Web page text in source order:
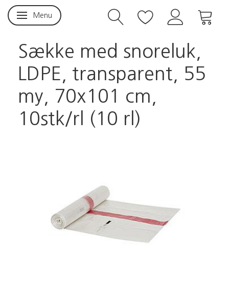
Skifte navigation
Menu
Sække med snoreluk,
LDPE, transparent, 55
my, 70x101 cm,
10stk/rl (10 rl)